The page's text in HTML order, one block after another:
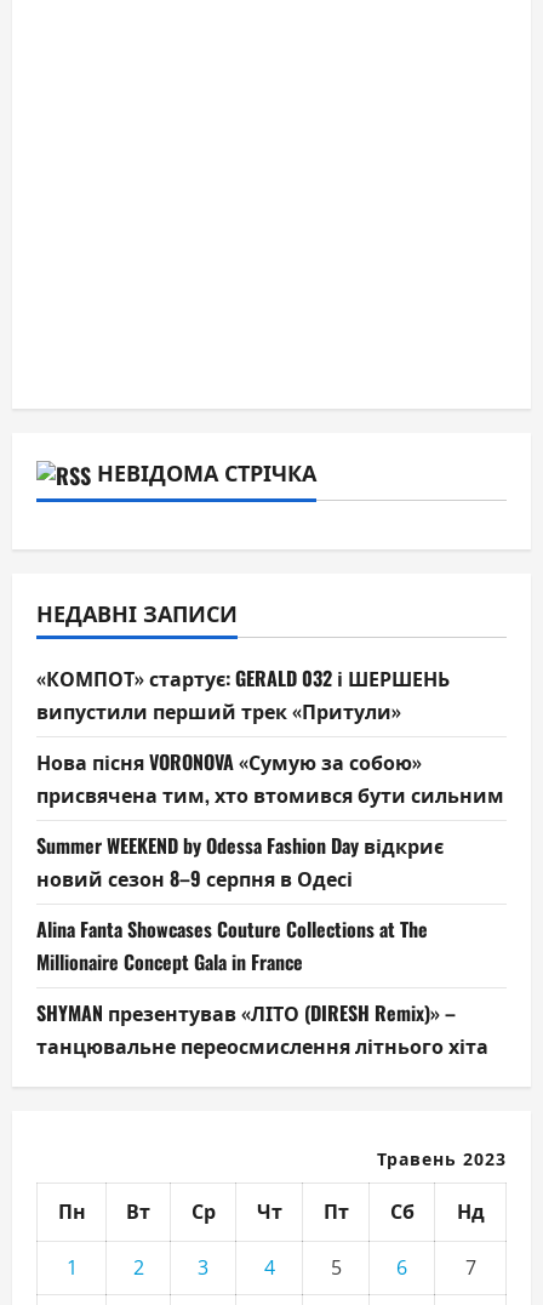
НЕВІДОМА СТРІЧКА
НЕДАВНІ ЗАПИСИ
«КОМПОТ» стартує: GERALD 032 і ШЕРШЕНЬ
випустили перший трек «Притули»
Нова пісня VORONOVA «Сумую за собою»
присвячена тим, хто втомився бути сильним
Summer WEEKEND by Odessa Fashion Day відкриє
новий сезон 8–9 серпня в Одесі
Alina Fanta Showcases Couture Collections at The
Millionaire Concept Gala in France
SHYMAN презентував «ЛІТО (DIRESH Remix)» –
танцювальне переосмислення літнього хіта
Травень 2023
Пн Вт Ср Чт Пт Сб Нд
1 2 3 4 5 6
7